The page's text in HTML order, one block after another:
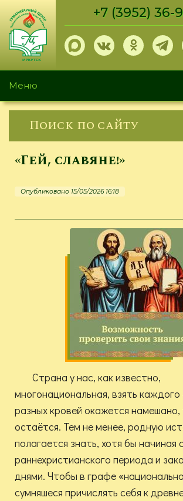
Перейти
основному
содержанию
+7 (3952) 36-
Меню
Поиск по сайту
«Гей, славяне!»
Опубликовано 15/05/2026 16:18
Страна у нас, как известно,
многонациональная, взять
разных кровей окажется намешано,
остаётся. Тем не менее, родную
полагается знать, хотя бы начиная
раннехристианского периода и
днями. Чтобы в графе
сумняшеся причислять себя к